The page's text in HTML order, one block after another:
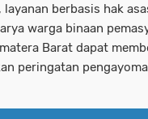
berbasis hak
warga binaan
Barat dapat
peringatan